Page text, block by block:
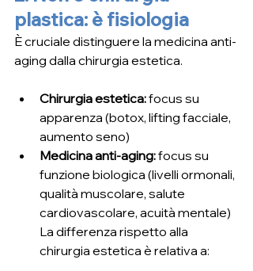
plastica: è fisiologia
È cruciale distinguere la medicina anti-
aging dalla chirurgia estetica.
Chirurgia estetica: focus su
apparenza (botox, lifting facciale,
aumento seno)
Medicina anti-aging: focus su
funzione biologica (livelli ormonali,
qualità muscolare, salute
cardiovascolare, acuità mentale)
La differenza rispetto alla
chirurgia estetica è relativa a: